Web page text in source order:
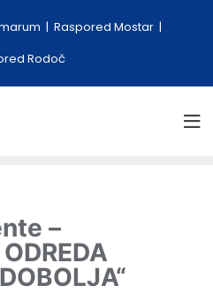
Raspored Mostar
Rodoč
–